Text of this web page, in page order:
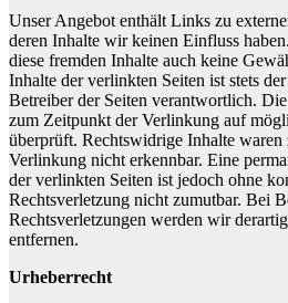
Unser Angebot enthält Links zu
deren Inhalte wir keinen Einfluss
diese fremden Inhalte auch keine
Inhalte der verlinkten Seiten ist stets
Betreiber der Seiten verantwortlich.
zum Zeitpunkt der Verlinkung auf
überprüft. Rechtswidrige Inhalte
Verlinkung nicht erkennbar. Eine
der verlinkten Seiten ist jedoch ohne
Rechtsverletzung nicht zumutbar. Bei
Rechtsverletzungen werden wir
entfernen.
Urheberrecht